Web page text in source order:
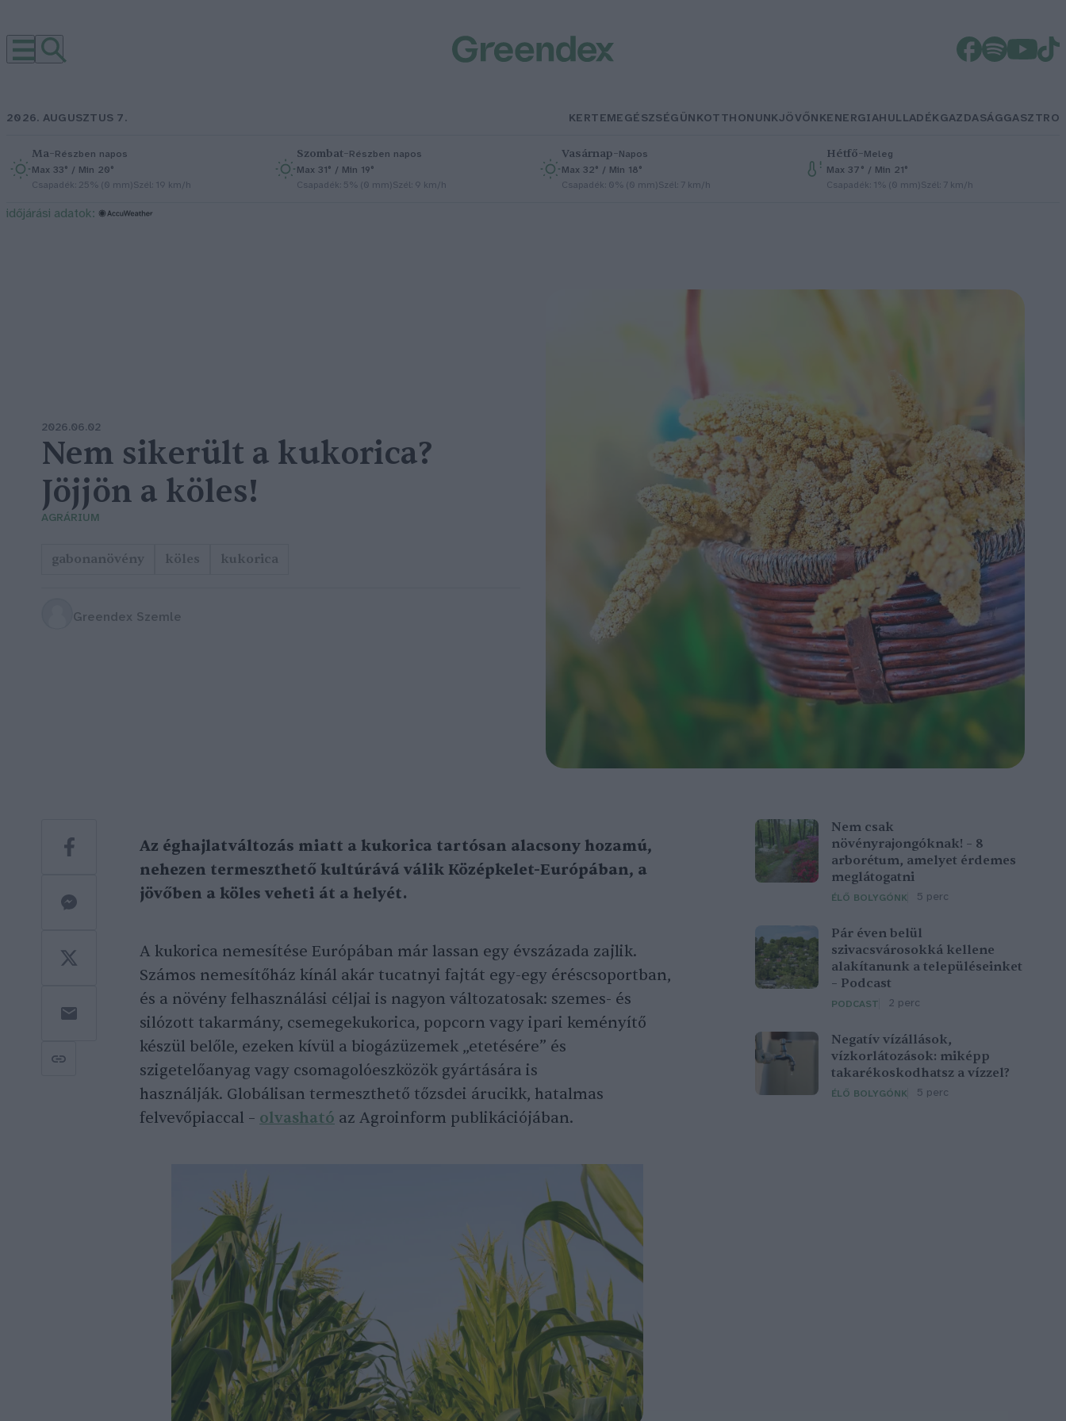
2026. AUGUSZTUS 7. KERTEMEGÉSZSÉGÜNKOTTHONUNKJÖVŐNKENERGIAHULLADÉKGAZDASÁGGASZTRO
Ma–Részben napos
Max 33° / Min 20°
Csapadék: 25% (0 mm)Szél: 19 km/h
Szombat–Részben napos
Max 31° / Min 19°
Csapadék: 5% (0 mm)Szél: 9 km/h
Vasárnap–Napos
Max 32° / Min 18°
Csapadék: 0% (0 mm)Szél: 7 km/h
Hétfő–Meleg
Max 37° / Min 21°
Csapadék: 1% (0 mm)Szél: 7 km/h
időjárási adatok:
2026.06.02
Nem sikerült a kukorica?
Jöjjön a köles!
AGRÁRIUM
gabonanövény köles kukorica
Greendex Szemle
Az éghajlatváltozás miatt a kukorica tartósan alacsony hozamú,
nehezen termeszthető kultúrává válik Középkelet-Európában, a
jövőben a köles veheti át a helyét.
A kukorica nemesítése Európában már lassan egy évszázada zajlik.
Számos nemesítőház kínál akár tucatnyi fajtát egy-egy éréscsoportban,
és a növény felhasználási céljai is nagyon változatosak: szemes- és
silózott takarmány, csemegekukorica, popcorn vagy ipari keményítő
készül belőle, ezeken kívül a biogázüzemek „etetésére” és
szigetelőanyag vagy csomagolóeszközök gyártására is
használják. Globálisan termeszthető tőzsdei árucikk, hatalmas
felvevőpiaccal – olvasható az Agroinform publikációjában.
Nem csak
növényrajongóknak! – 8
arborétum, amelyet érdemes
meglátogatni
ÉLŐ BOLYGÓNK 5 perc
Pár éven belül
szivacsvárosokká kellene
alakítanunk a településeinket
– Podcast
PODCAST 2 perc
Negatív vízállások,
vízkorlátozások: miképp
takarékoskodhatsz a vízzel?
ÉLŐ BOLYGÓNK 5 perc